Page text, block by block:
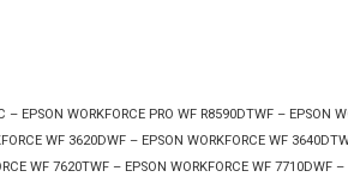
EPSON WORKFORCE PRO WF R8590DTWF – EPSON
WF 3620DWF – EPSON WORKFORCE WF
WF 7620TWF – EPSON WORKFORCE WF 7710DWF